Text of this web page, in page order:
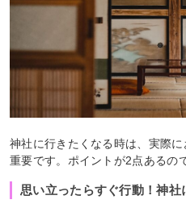
神社に行きたくなる時は、実際
重要です。ポイントが2点あるの
思い立ったらすぐ行動！神社